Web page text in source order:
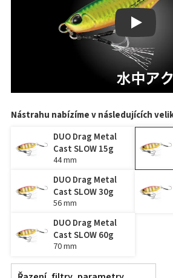
Play
Nástrahu nabízíme v následujících
DUO Drag Metal
Cast SLOW 15g
44 mm
DUO Drag Metal
Cast SLOW 30g
56 mm
DUO Drag Metal
Cast SLOW 60g
70 mm